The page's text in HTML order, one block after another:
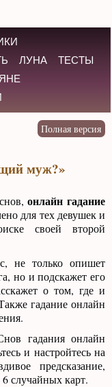
ЛУНА
ТЕСТЫ
муж?»
онлайн гадание
для тех девушек и
своей второй
не только опишет
но и подскажет его
о том, где и
гадание онлайн
гадания онлайн
и настройтесь на
предсказание,
случайных карт.